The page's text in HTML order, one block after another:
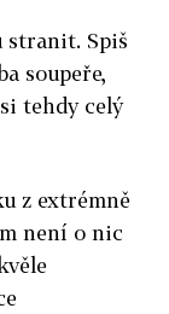
stranit. Spiš
soupeře,
tehdy celý
z extrémně
není o nic